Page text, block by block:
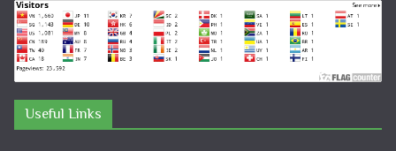
Useful Links